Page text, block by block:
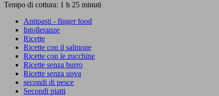
Tempo di cottura: 1 h 25 minuti
Antipasti - finger food
Intolleranze
Ricette
Ricette con il salmone
Ricette con le zucchine
Ricette senza burro
Ricette senza uova
secondi di pesce
Secondi piatti